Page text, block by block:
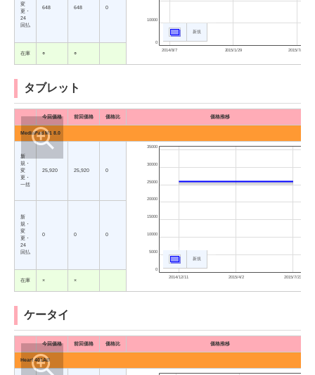
2014/8/7 2015/1/29 2015/7/23
0
10000
新規
変
更・
24
回払
648 648 0
在庫 ○ ○
タブレット
今回価格 前回価格 価格比 価格推移
MediaPad M1 8.0
新
規・
変
更・
一括
25,920 25,920 0
2014/12/11 2015/4/2 2015/7/23
0
5000
10000
15000
20000
25000
30000
35000
新規
新
規・
変
更・
24
回払
0 0 0
在庫 × ×
ケータイ
今回価格 前回価格 価格比 価格推移
Heart 401AB